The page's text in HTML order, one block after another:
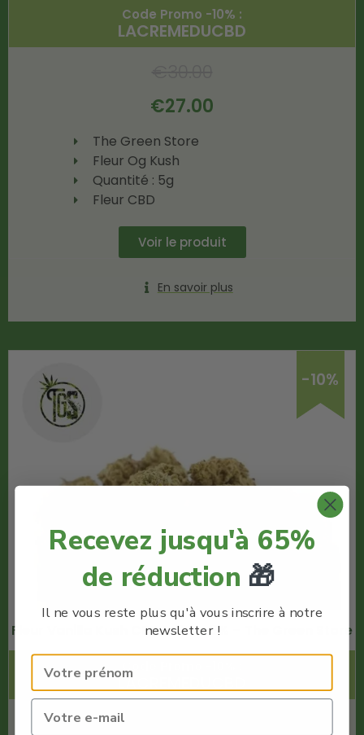
Code Promo -10% :
LACREMEDUCBD
€27.00
The Green Store
Fleur Og Kush
Quantité : 5g
Fleur CBD
Voir le produit
En savoir plus
-10%
Fleur Vanilla Kush CBD Indoor 5% – The Green Store
LACREMEDUCBD
Recevez jusqu'à 65%
de réduction 🎁
Il ne vous reste plus qu'à vous inscrire à notre
newsletter !